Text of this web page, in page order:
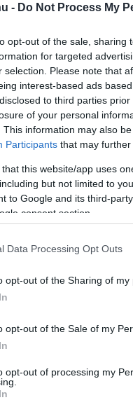
- Do Not Process My
opt-out of the sale,
for targeted
selection. Please note that
interest-based ads
to third parties
of your personal
This information may also
Participants that may further
that this website/app uses
but not limited to
to Google and its third-
consent section.
Data Processing Opt Outs
opt-out of the Sharing of my
opt-out of the Sale of my
opt-out of processing my
kövess minket a
március 20-án,
napirendi pontjaként
futballvezető több
de hát nem vállalat
volt, mint
van, nehogy
aki hajlamos
és működési
ment. Tehát a
fejlesztésre, az